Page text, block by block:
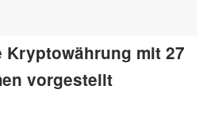
Kryptowährung mit 27
vorgestellt